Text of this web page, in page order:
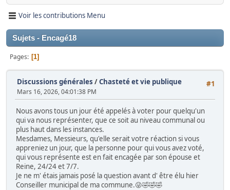
Voir les contributions Menu
Sujets - Encagé18
Pages 1
#1
Discussions générales /Chasteté et vie publique
Mars 16, 2026, 04:01:38 PM
Nous avons tous un jour été appelés à voter pour quelqu'un
qui va nous représenter, que ce soit au niveau communal ou
plus haut dans les instances.
Mesdames, Messieurs, qu'elle serait votre réaction si vous
appreniez un jour, que la personne pour qui vous avez voté,
qui vous représente est en fait encagée par son épouse et
Reine, 24/24 et 7/7.
Je ne m' étais jamais posé la question avant d' être élu hier
Conseiller municipal de ma commune.😜🤣🤣🤣